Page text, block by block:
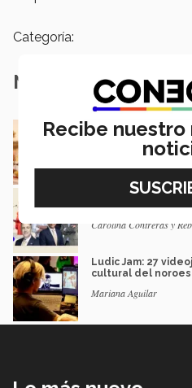
Categoría:
Notas
De negocio
camino de una
Mauricio Gaona
Estos EXATEC
Carolina Contreras y
Ludic Jam: 27
cultural del
Mariana Aguilar
Recibe